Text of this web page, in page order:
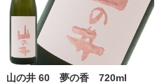
山の井 60 夢の香 720ml